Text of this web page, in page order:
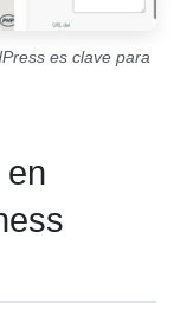
es clave para